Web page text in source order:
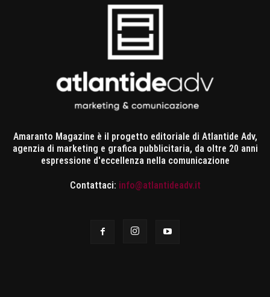
Amaranto Magazine è il progetto editoriale di Atlantide Adv,
agenzia di marketing e grafica pubblicitaria, da oltre 20 anni
espressione d'eccellenza nella comunicazione
Contattaci: info@atlantideadv.it